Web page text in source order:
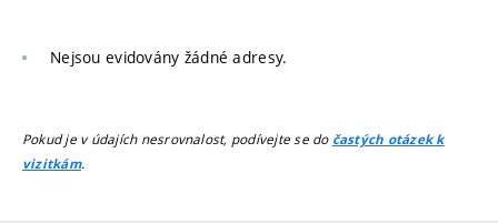
Nejsou evidovány žádné adresy.
Pokud je v údajích nesrovnalost, podívejte se do častých otázek k
vizitkám.